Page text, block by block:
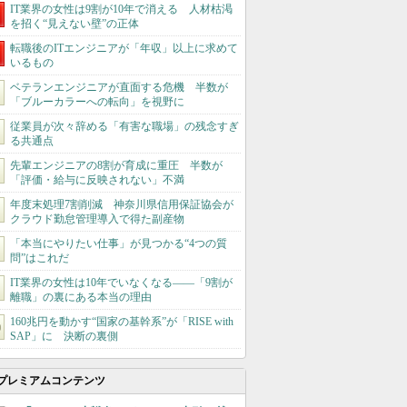
IT業界の女性は9割が10年で消える 人材枯渇
を招く“見えない壁”の正体
転職後のITエンジニアが「年収」以上に求めて
いるもの
ベテランエンジニアが直面する危機 半数が
「ブルーカラーへの転向」を視野に
従業員が次々辞める「有害な職場」の残念すぎ
る共通点
先輩エンジニアの8割が育成に重圧 半数が
「評価・給与に反映されない」不満
年度末処理7割削減 神奈川県信用保証協会が
クラウド勤怠管理導入で得た副産物
「本当にやりたい仕事」が見つかる“4つの質
問”はこれだ
IT業界の女性は10年でいなくなる――「9割が
離職」の裏にある本当の理由
160兆円を動かす“国家の基幹系”が「RISE with
SAP」に 決断の裏側
レミアムコンテンツ